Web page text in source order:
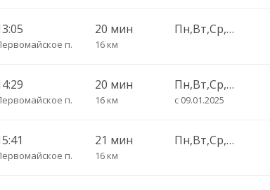
п.
20 мин
16 км
Пн,Вт,Ср,Чт,Пт,Сб
п.
20 мин
16 км
Пн,Вт,Ср,Чт,Пт
с 09.01.2025
п.
21 мин
16 км
Пн,Вт,Ср,Чт,Пт